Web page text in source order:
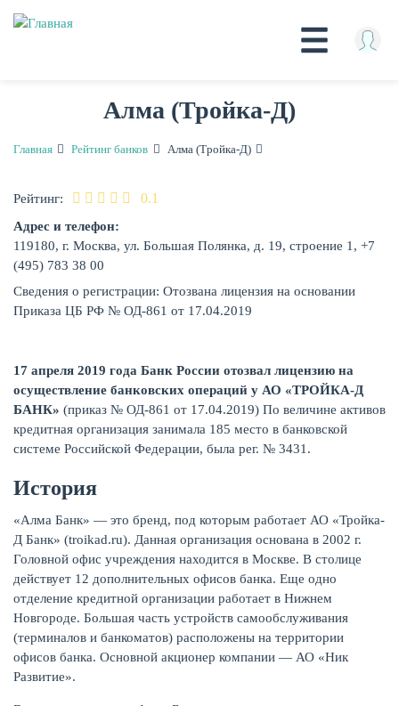
содержанию
КРЕДИТЫ
Алма (Тройка-Д)
Главная Рейтинг банков Алма (Тройка-Д)
Рейтинг: 0.1
Адрес и телефон:
119180, г. Москва, ул. Большая Полянка, д. 19, строение 1, +7
(495) 783 38 00
Сведения о регистрации: Отозвана лицензия на основании
Приказа ЦБ РФ № ОД-861 от 17.04.2019
17 апреля 2019 года Банк России отозвал лицензию на
осуществление банковских операций у АО «ТРОЙКА-Д
БАНК» (приказ № ОД-861 от 17.04.2019) По величине активов
кредитная организация занимала 185 место в банковской
системе Российской Федерации, была рег. № 3431.
История
«Алма Банк» — это бренд, под которым работает АО «Тройка-
Д Банк» (troikad.ru). Данная организация основана в 2002 г.
Головной офис учреждения находится в Москве. В столице
действует 12 дополнительных офисов банка. Еще одно
отделение кредитной организации работает в Нижнем
Новгороде. Большая часть устройств самообслуживания
(терминалов и банкоматов) расположены на территории
офисов банка. Основной акционер компании — АО «Ник
Развитие».